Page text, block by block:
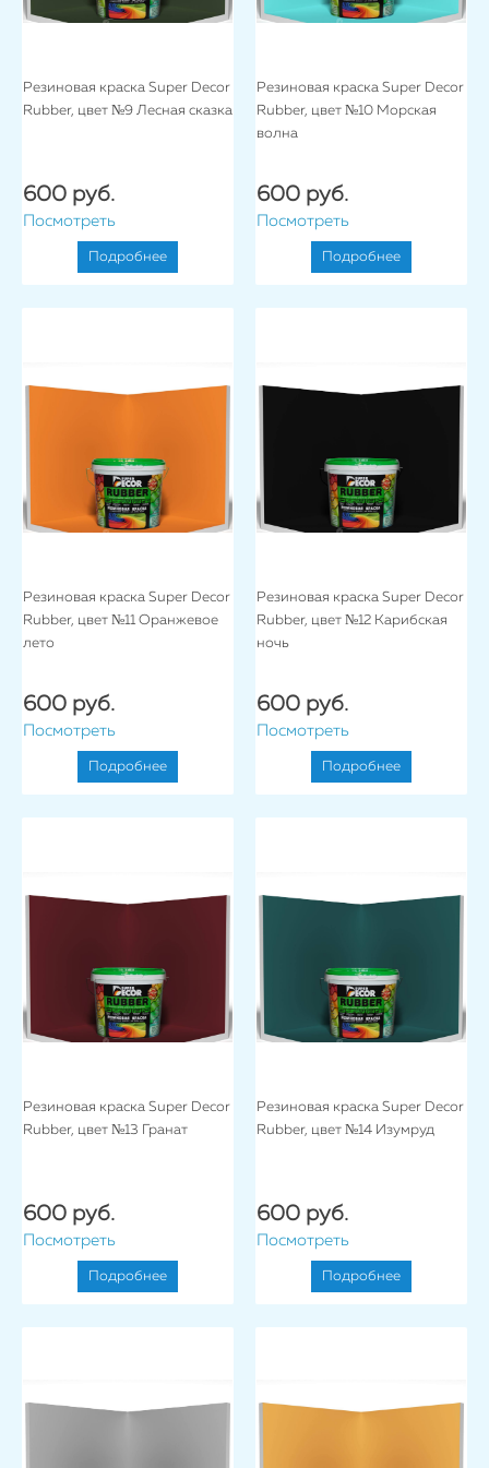
Резиновая краска Super Decor
Rubber, цвет №9 Лесная сказка
600 руб.
Посмотреть
Подробнее
Резиновая краска Super Decor
Rubber, цвет №10 Морская
волна
600 руб.
Посмотреть
Подробнее
Резиновая краска Super Decor
Rubber, цвет №11 Оранжевое
лето
600 руб.
Посмотреть
Подробнее
Резиновая краска Super Decor
Rubber, цвет №12 Карибская
ночь
600 руб.
Посмотреть
Подробнее
Резиновая краска Super Decor
Rubber, цвет №13 Гранат
600 руб.
Посмотреть
Подробнее
Резиновая краска Super Decor
Rubber, цвет №14 Изумруд
600 руб.
Посмотреть
Подробнее